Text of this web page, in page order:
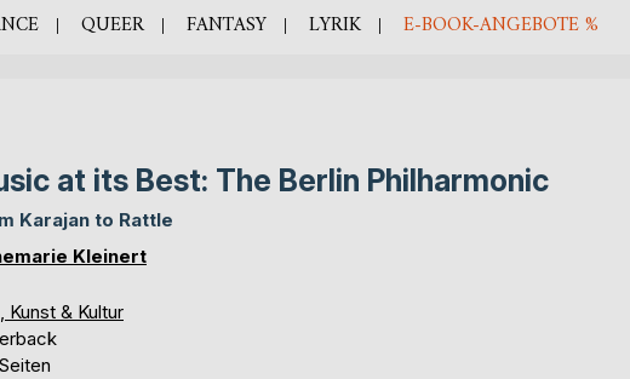
QUEER FANTASY LYRIK E-BOOK-ANGEBOTE %
at its Best: The Berlin Philharmonic
Karajan to Rattle
Kleinert
Kunst & Kultur